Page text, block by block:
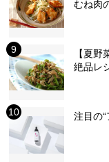
むね肉
【夏
絶品レ
注目の